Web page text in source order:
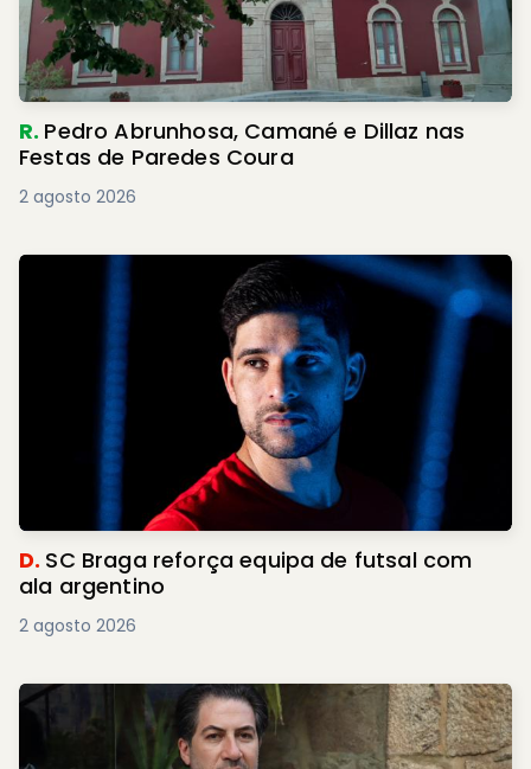
R. Pedro Abrunhosa, Camané e Dillaz nas
Festas de Paredes Coura
2 agosto 2026
D. SC Braga reforça equipa de futsal com
ala argentino
2 agosto 2026